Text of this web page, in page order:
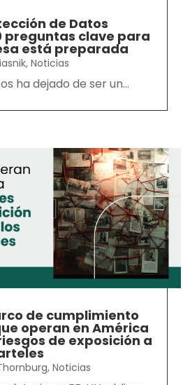
de Datos
preguntas clave para
está preparada
,Noticias
ha dejado de ser un...
de cumplimiento
operan en América
de exposición a
,Noticias